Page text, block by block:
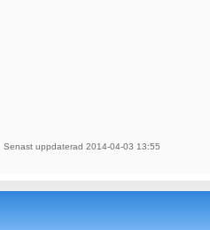
Senast uppdaterad 2014-04-03 13:55